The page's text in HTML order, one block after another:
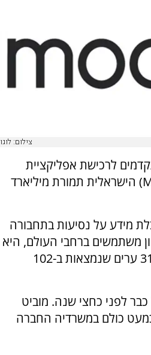
צילום: לוגו
לרכישת אפליקציית
הנסיעות ״מוביט״ (Moovit) הישראלית תמורת מיליארד
מידע על נסיעות בתחבורה
רשומים 775 מיליון משתמשים ברחבי העולם, היא
פועלת ב-45 שפות, ב-3100 ערים שנמצאות ב-102
לפני כחצי שנה. מוביט
עובדים, כמעט כולם במשרדיה החברה